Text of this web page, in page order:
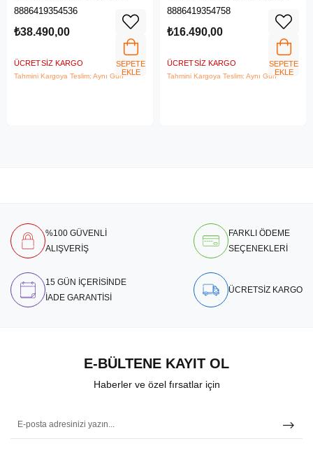
8886419354536
₺38.490,00
ÜCRETSIZ KARGO
Tahmini Kargoya Teslim: Aynı Gün
SEPETE
EKLE
8886419354758
₺16.490,00
ÜCRETSIZ KARGO
Tahmini Kargoya Teslim: Aynı Gün
SEPETE
EKLE
%100 GÜVENLİ
ALIŞVERİŞ
FARKLI ÖDEME
SEÇENEKLERİ
15 GÜN İÇERİSİNDE
İADE GARANTİSİ
ÜCRETSİZ KARGO
E-BÜLTENE KAYIT OL
Haberler ve özel fırsatlar için